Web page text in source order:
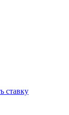
ставку